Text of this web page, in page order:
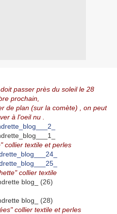
passer près du soleil le 28
prochain,
de plan (sur la comète) , on peut
à l'oeil nu .
collier textile et perles
collier textile
collier textile et perles